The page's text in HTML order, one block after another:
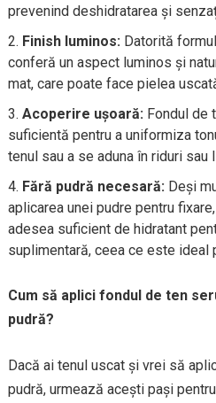
prevenind deshidratarea și
Finish luminos: Datorită
conferă un aspect luminos și
mat, care poate face pielea
Acoperire ușoară: Fondul de
suficientă pentru a uniformiza
tenul sau a se aduna în riduri sau
Fără pudră necesară: Deși
aplicarea unei pudre pentru
adesea suficient de hidratant
suplimentară, ceea ce este ideal
Cum să aplici fondul de ten
pudră?
Dacă ai tenul uscat și vrei să
pudră, urmează acești pași